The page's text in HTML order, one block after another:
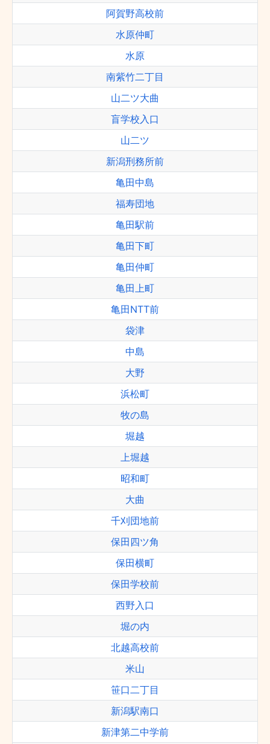
阿賀野高校前
水原仲町
水原
南紫竹二丁目
山二ツ大曲
盲学校入口
山二ツ
新潟刑務所前
亀田中島
福寿団地
亀田駅前
亀田下町
亀田仲町
亀田上町
亀田NTT前
袋津
中島
大野
浜松町
牧の島
堀越
上堀越
昭和町
大曲
千刈団地前
保田四ツ角
保田横町
保田学校前
西野入口
堀の内
北越高校前
米山
笹口二丁目
新潟駅南口
新津第二中学前